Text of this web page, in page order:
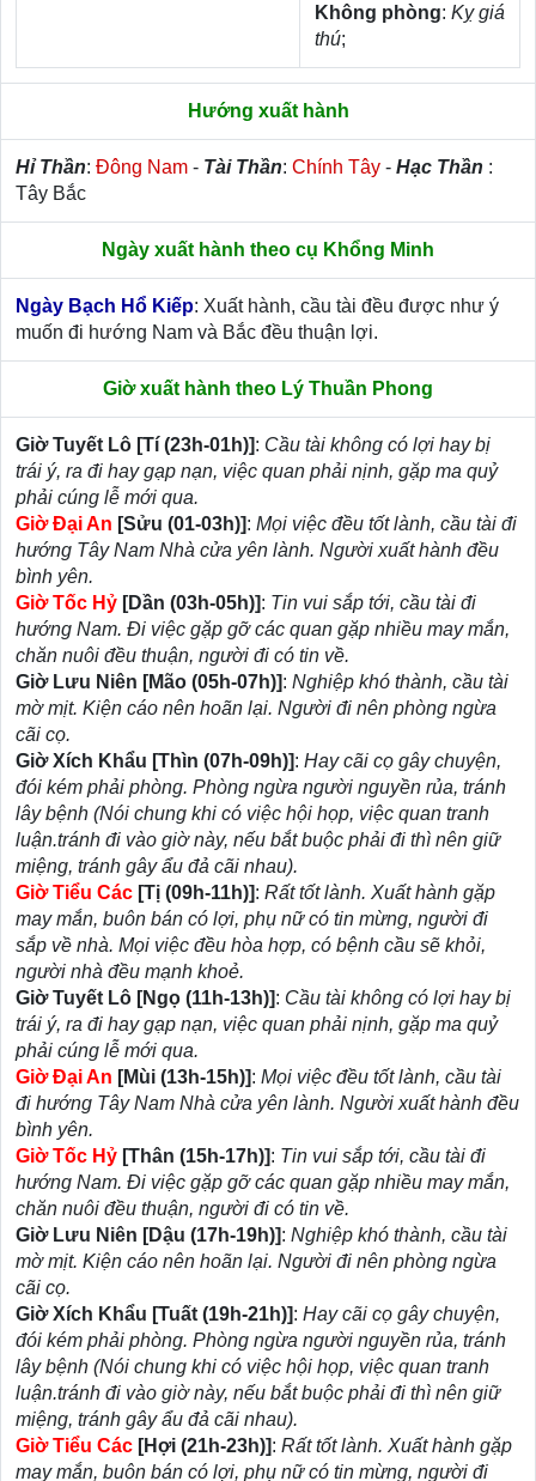
Không phòng: Kỵ giá
thú;
Hướng xuất hành
Hỉ Thần: Đông Nam - Tài Thần: Chính Tây - Hạc Thần :
Tây Bắc
Ngày xuất hành theo cụ Khổng Minh
Ngày Bạch Hổ Kiếp: Xuất hành, cầu tài đều được như ý
muốn đi hướng Nam và Bắc đều thuận lợi.
Giờ xuất hành theo Lý Thuần Phong
Giờ Tuyết Lô [Tí (23h-01h)]: Cầu tài không có lợi hay bị
trái ý, ra đi hay gạp nạn, việc quan phải nịnh, gặp ma quỷ
phải cúng lễ mới qua.
Giờ Đại An [Sửu (01-03h)]: Mọi việc đều tốt lành, cầu tài đi
hướng Tây Nam Nhà cửa yên lành. Người xuất hành đều
bình yên.
Giờ Tốc Hỷ [Dần (03h-05h)]: Tin vui sắp tới, cầu tài đi
hướng Nam. Đi việc gặp gỡ các quan gặp nhiều may mắn,
chăn nuôi đều thuận, người đi có tin về.
Giờ Lưu Niên [Mão (05h-07h)]: Nghiệp khó thành, cầu tài
mờ mịt. Kiện cáo nên hoãn lại. Người đi nên phòng ngừa
cãi cọ.
Giờ Xích Khẩu [Thìn (07h-09h)]: Hay cãi cọ gây chuyện,
đói kém phải phòng. Phòng ngừa người nguyền rủa, tránh
lây bệnh (Nói chung khi có việc hội họp, việc quan tranh
luận.tránh đi vào giờ này, nếu bắt buộc phải đi thì nên giữ
miệng, tránh gây ẩu đả cãi nhau).
Giờ Tiểu Các [Tị (09h-11h)]: Rất tốt lành. Xuất hành gặp
may mắn, buôn bán có lợi, phụ nữ có tin mừng, người đi
sắp về nhà. Mọi việc đều hòa hợp, có bệnh cầu sẽ khỏi,
người nhà đều mạnh khoẻ.
Giờ Tuyết Lô [Ngọ (11h-13h)]: Cầu tài không có lợi hay bị
trái ý, ra đi hay gạp nạn, việc quan phải nịnh, gặp ma quỷ
phải cúng lễ mới qua.
Giờ Đại An [Mùi (13h-15h)]: Mọi việc đều tốt lành, cầu tài
đi hướng Tây Nam Nhà cửa yên lành. Người xuất hành đều
bình yên.
Giờ Tốc Hỷ [Thân (15h-17h)]: Tin vui sắp tới, cầu tài đi
hướng Nam. Đi việc gặp gỡ các quan gặp nhiều may mắn,
chăn nuôi đều thuận, người đi có tin về.
Giờ Lưu Niên [Dậu (17h-19h)]: Nghiệp khó thành, cầu tài
mờ mịt. Kiện cáo nên hoãn lại. Người đi nên phòng ngừa
cãi cọ.
Giờ Xích Khẩu [Tuất (19h-21h)]: Hay cãi cọ gây chuyện,
đói kém phải phòng. Phòng ngừa người nguyền rủa, tránh
lây bệnh (Nói chung khi có việc hội họp, việc quan tranh
luận.tránh đi vào giờ này, nếu bắt buộc phải đi thì nên giữ
miệng, tránh gây ẩu đả cãi nhau).
Giờ Tiểu Các [Hợi (21h-23h)]: Rất tốt lành. Xuất hành gặp
may mắn, buôn bán có lợi, phụ nữ có tin mừng, người đi